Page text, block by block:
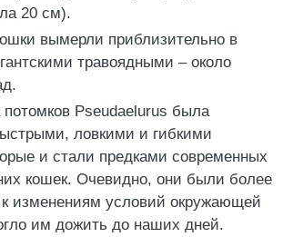
20 см).
вымерли приблизительно в
травоядными – около
потомков Pseudaelurus была
ловкими и гибкими
и стали предками современных
кошек. Очевидно, они были более
изменениям условий окружающей
им дожить до наших дней.